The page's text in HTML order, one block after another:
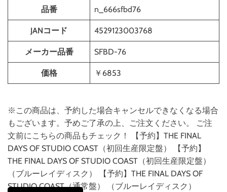
品番 n_666sfbd76
JANコード 4529123003768
メーカー品番 SFBD-76
価格 ￥6853
※この商品は、予約した場合キャンセルできなくなる場合
もございます。予めご了承の上、ご注文ください。 ご注
文前にこちらの商品もチェック！ 【予約】THE FINAL
DAYS OF STUDIO COAST（初回生産限定盤） 【予約】
THE FINAL DAYS OF STUDIO COAST（初回生産限定盤）
（ブルーレイディスク） 【予約】THE FINAL DAYS OF
STUDIO COAST（通常盤） （ブルーレイディスク）